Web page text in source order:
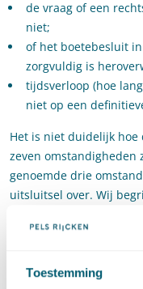
Toestemming
de vraag of een
niet;
of het boetebesluit
zorgvuldig is
tijdsverloop (hoe
niet op een
Het is niet duidelijk hoe
zeven omstandigheden
genoemde drie
uitsluitsel over. Wij
onjuiste boete volgens
heroverwogen, maar
onjuiste boete ‘des te